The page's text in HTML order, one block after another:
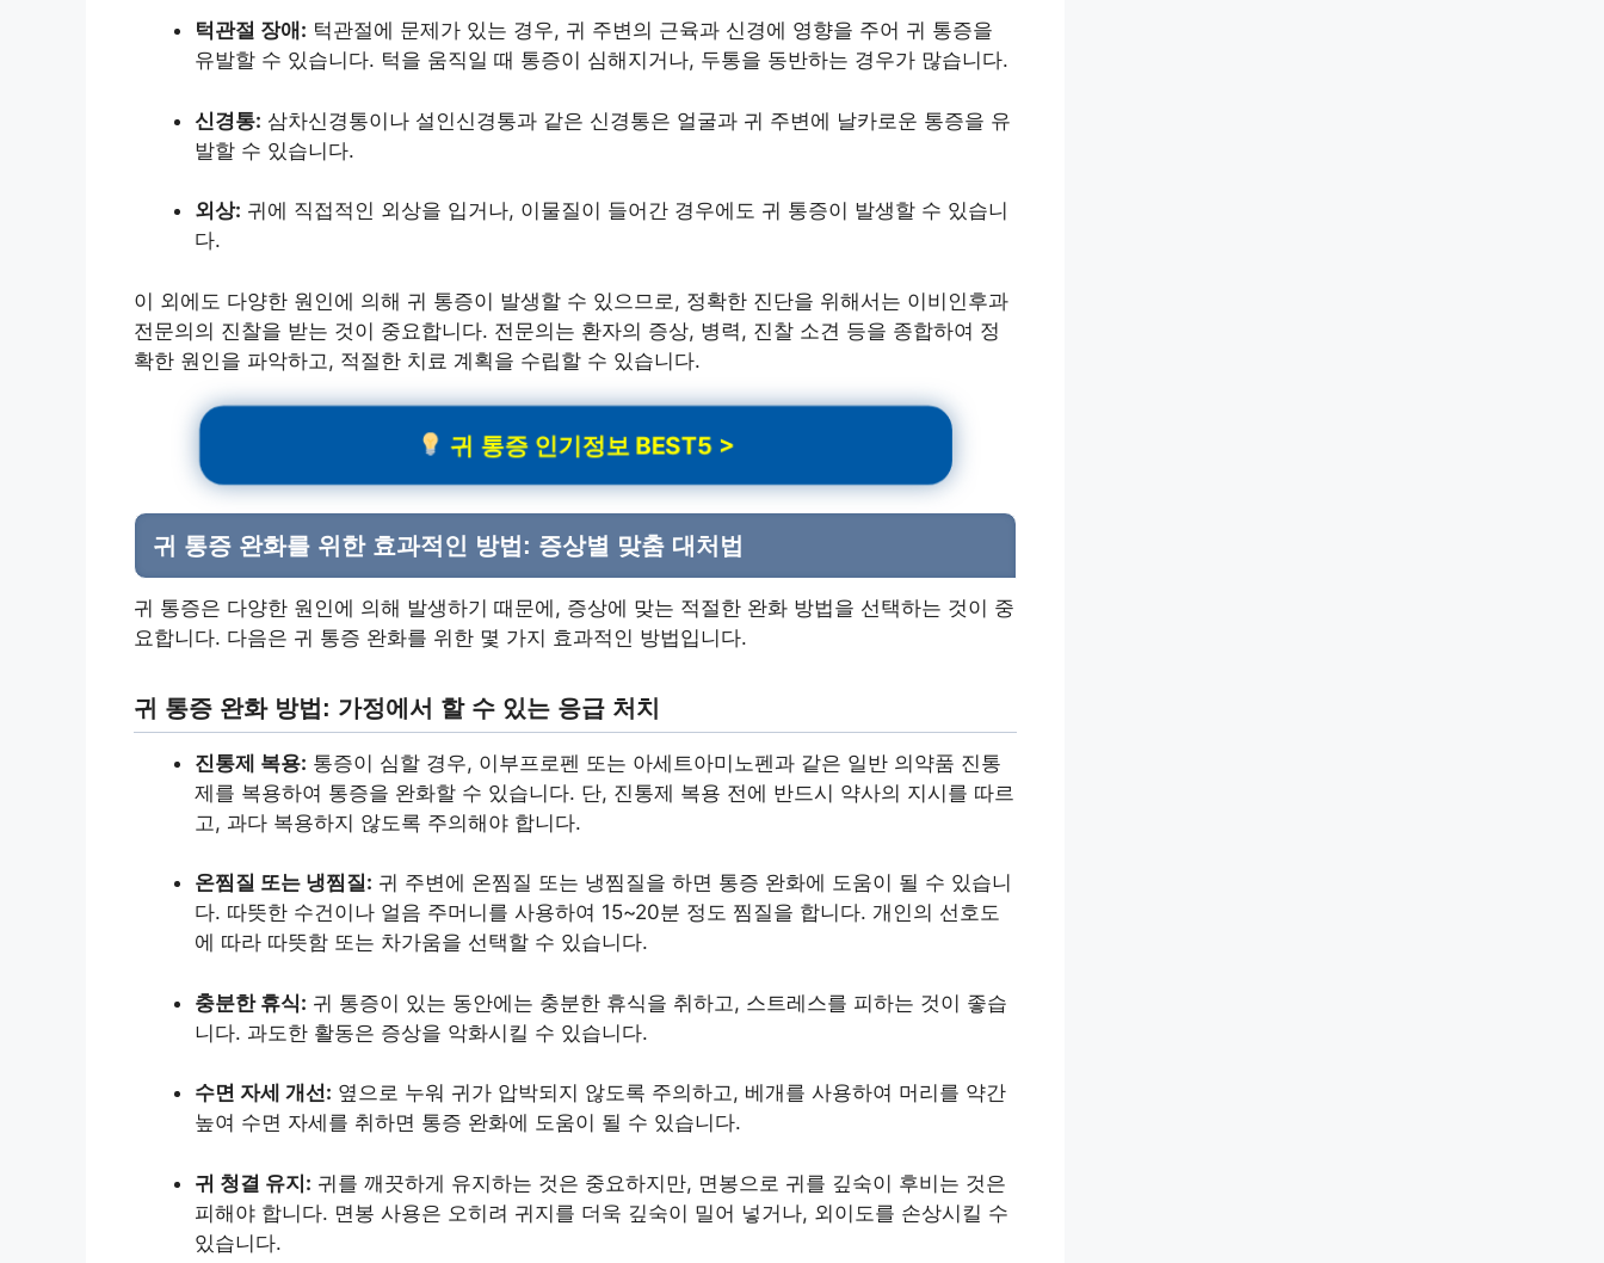
턱관절 장애: 턱관절에 문제가 있는 경우, 귀 주변의 근육과 신경에 영향을 주어 귀 통증을
유발할 수 있습니다. 턱을 움직일 때 통증이 심해지거나, 두통을 동반하는 경우가 많습니다.
신경통: 삼차신경통이나 설인신경통과 같은 신경통은 얼굴과 귀 주변에 날카로운 통증을 유
발할 수 있습니다.
외상: 귀에 직접적인 외상을 입거나, 이물질이 들어간 경우에도 귀 통증이 발생할 수 있습니
다.
이 외에도 다양한 원인에 의해 귀 통증이 발생할 수 있으므로, 정확한 진단을 위해서는 이비인후과
전문의의 진찰을 받는 것이 중요합니다. 전문의는 환자의 증상, 병력, 진찰 소견 등을 종합하여 정
확한 원인을 파악하고, 적절한 치료 계획을 수립할 수 있습니다.
귀 통증 인기정보 BEST5 >
귀 통증 완화를 위한 효과적인 방법: 증상별 맞춤 대처법
귀 통증은 다양한 원인에 의해 발생하기 때문에, 증상에 맞는 적절한 완화 방법을 선택하는 것이 중
요합니다. 다음은 귀 통증 완화를 위한 몇 가지 효과적인 방법입니다.
귀 통증 완화 방법: 가정에서 할 수 있는 응급 처치
진통제 복용: 통증이 심할 경우, 이부프로펜 또는 아세트아미노펜과 같은 일반 의약품 진통
제를 복용하여 통증을 완화할 수 있습니다. 단, 진통제 복용 전에 반드시 약사의 지시를 따르
고, 과다 복용하지 않도록 주의해야 합니다.
온찜질 또는 냉찜질: 귀 주변에 온찜질 또는 냉찜질을 하면 통증 완화에 도움이 될 수 있습니
다. 따뜻한 수건이나 얼음 주머니를 사용하여 15~20분 정도 찜질을 합니다. 개인의 선호도
에 따라 따뜻함 또는 차가움을 선택할 수 있습니다.
충분한 휴식: 귀 통증이 있는 동안에는 충분한 휴식을 취하고, 스트레스를 피하는 것이 좋습
니다. 과도한 활동은 증상을 악화시킬 수 있습니다.
수면 자세 개선: 옆으로 누워 귀가 압박되지 않도록 주의하고, 베개를 사용하여 머리를 약간
높여 수면 자세를 취하면 통증 완화에 도움이 될 수 있습니다.
귀 청결 유지: 귀를 깨끗하게 유지하는 것은 중요하지만, 면봉으로 귀를 깊숙이 후비는 것은
피해야 합니다. 면봉 사용은 오히려 귀지를 더욱 깊숙이 밀어 넣거나, 외이도를 손상시킬 수
있습니다.